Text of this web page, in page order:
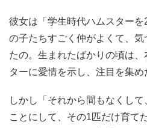
彼女は「学生時代ハムスターを
の子たちすごく仲がよくて、
たの。生まれたばかりの頃は
ターに愛情を示し、注目を集め
しかし「それから間もなくし
ことにして、その1匹だけ育て